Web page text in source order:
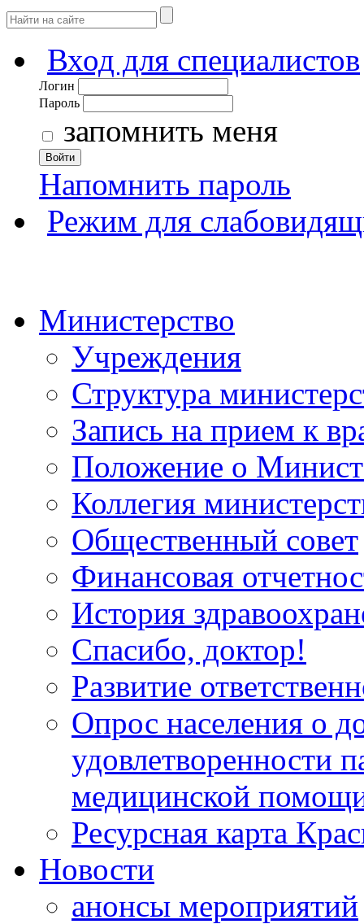
Вход для специалистов
Логин
Пароль
запомнить меня
Войти
Напомнить пароль
Режим для
Министерство
Учреждения
Структура
Запись на прием к
Положение о
Коллегия
Общественный совет
Финансовая
История
Спасибо, доктор!
Развитие
Опрос населения о
удовлетворенности
медицинской
Ресурсная карта
Новости
анонсы мероприятий